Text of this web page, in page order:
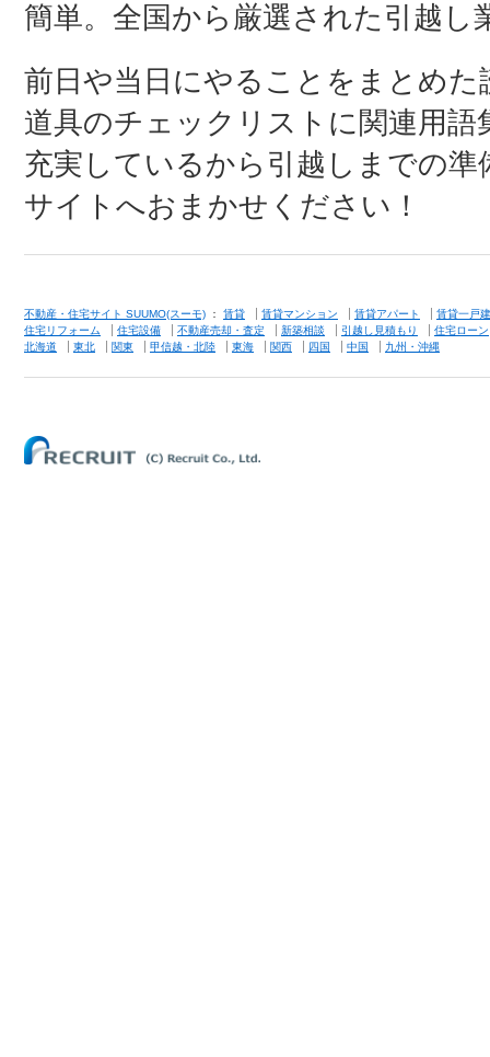
簡単。全国から厳選された引越
前日や当日にやることをまとめ
道具のチェックリストに関連用
充実しているから引越しまでの
サイトへおまかせください！
不動産・住宅サイト SUUMO(スーモ) ： 賃貸 賃貸マンション 賃貸アパート
賃貸一戸
住宅リフォーム
住宅設備 不動産売却・査定 新築相談 引越し見積もり
住宅ローン
北海道
東北 関東 甲信越・北陸 東海 関西 四国 中国 九州・沖縄